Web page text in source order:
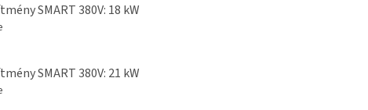
SMART 380V: 18 kW
SMART 380V: 21 kW